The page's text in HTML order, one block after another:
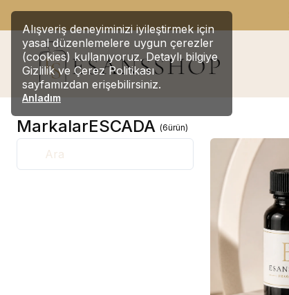
Alışveriş deneyiminizi iyileştirmek için
yasal düzenlemelere uygun çerezler
(cookies) kullanıyoruz. Detaylı bilgiye
Gizlilik ve Çerez Politikası
sayfamızdan erişebilirsiniz.
Anladım
MarkalarESCADA (6ürün)
Ara